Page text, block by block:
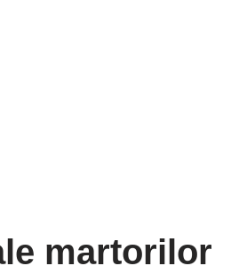
martorilor